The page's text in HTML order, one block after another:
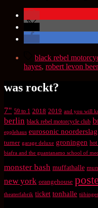
Schlagwörter
black rebel
hayes, robert levon
was rockt?
7" 59 to 1 2018 2019 and you will
berlin black rebel motorcycle club
epplehaus eurosonic noorderslag
turner garage deluxe groningen
biafra and the guantanamo school of
monster bash muffathalle
new york orangehouse
theaterfabrik ticket tonhalle